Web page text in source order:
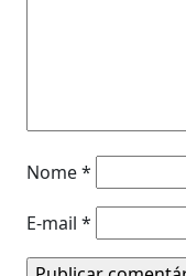
Nome*
E-mail *